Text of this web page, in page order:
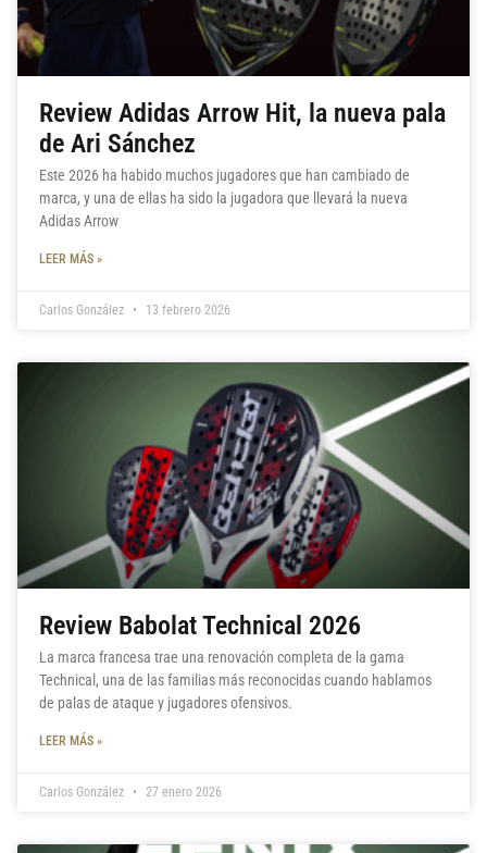
Review Adidas Arrow Hit, la nueva pala
de Ari Sánchez
Este 2026 ha habido muchos jugadores que han cambiado de
marca, y una de ellas ha sido la jugadora que llevará la nueva
Adidas Arrow
LEER MÁS »
Carlos González 13 febrero 2026
Review Babolat Technical 2026
La marca francesa trae una renovación completa de la gama
Technical, una de las familias más reconocidas cuando hablamos
de palas de ataque y jugadores ofensivos.
LEER MÁS »
Carlos González 27 enero 2026